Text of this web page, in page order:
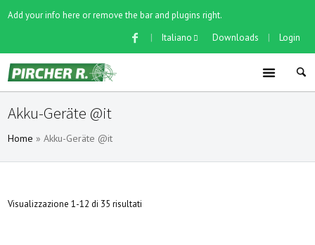
Add your info here or remove the bar and plugins right.
Downloads
| Login
| Italiano
Akku-Geräte @it
Home » Akku-Geräte @it
Visualizzazione 1-12 di 35 risultati